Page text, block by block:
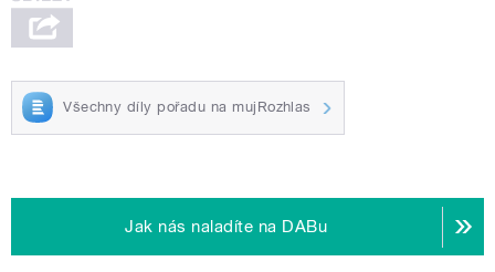
Všechny díly pořadu na mujRozhlas
Jak nás naladíte na DABu